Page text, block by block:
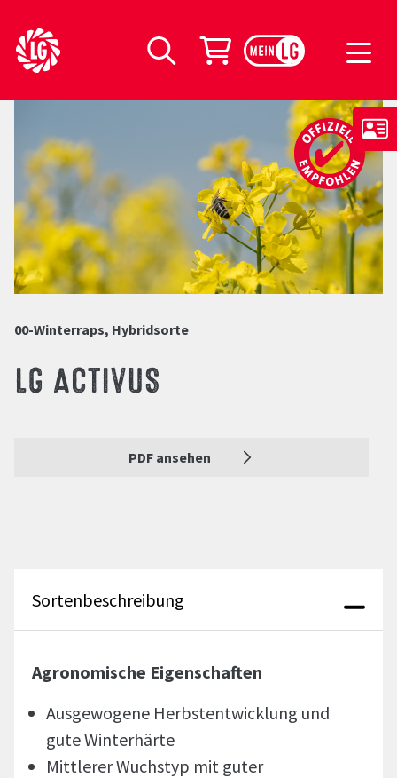
LG Seeds Logo
Suche
Warenkorb
00-Winterraps, Hybridsorte
LG ACTIVUS
PDF ansehen
Sortenbeschreibung
Agronomische Eigenschaften
Ausgewogene Herbstentwicklung und
gute Winterhärte
Mittlerer Wuchstyp mit guter